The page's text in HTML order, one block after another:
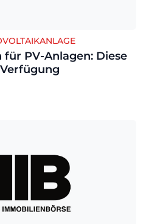
PV-Anlagen: Diese